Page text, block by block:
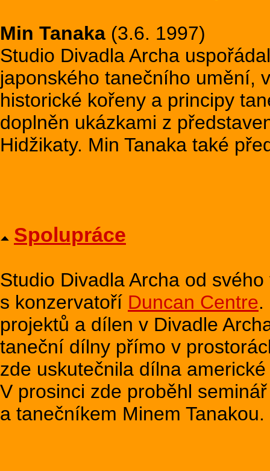
Min Tanaka (3.6. 1997)
Studio Divadla Archa
japonského tanečního umění,
historické kořeny a principy
doplněn ukázkami z
Hidžikaty. Min Tanaka také
Spolupráce
Studio Divadla Archa od
s konzervatoří Duncan Centre.
projektů a dílen v Divadle
taneční dílny přímo v
zde uskutečnila dílna
V prosinci zde proběhl
a tanečníkem Minem Tanakou.